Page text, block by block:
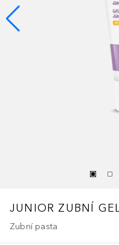
JUNIOR ZUBNÍ
Zubní pasta